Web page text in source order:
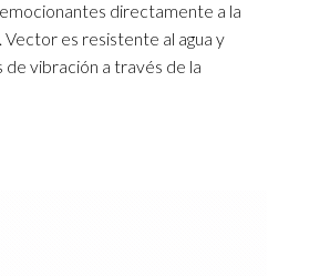
directamente a la
es resistente al agua y
vibración a través de la